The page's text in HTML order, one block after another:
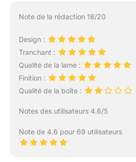
Note de la rédaction 18/20
Design :
Tranchant :
Qualité de la lame :
Finition :
Qualité de la boîte :
Notes des utilisateurs 4.6/5
Note de 4.6 pour 69 utilisateurs